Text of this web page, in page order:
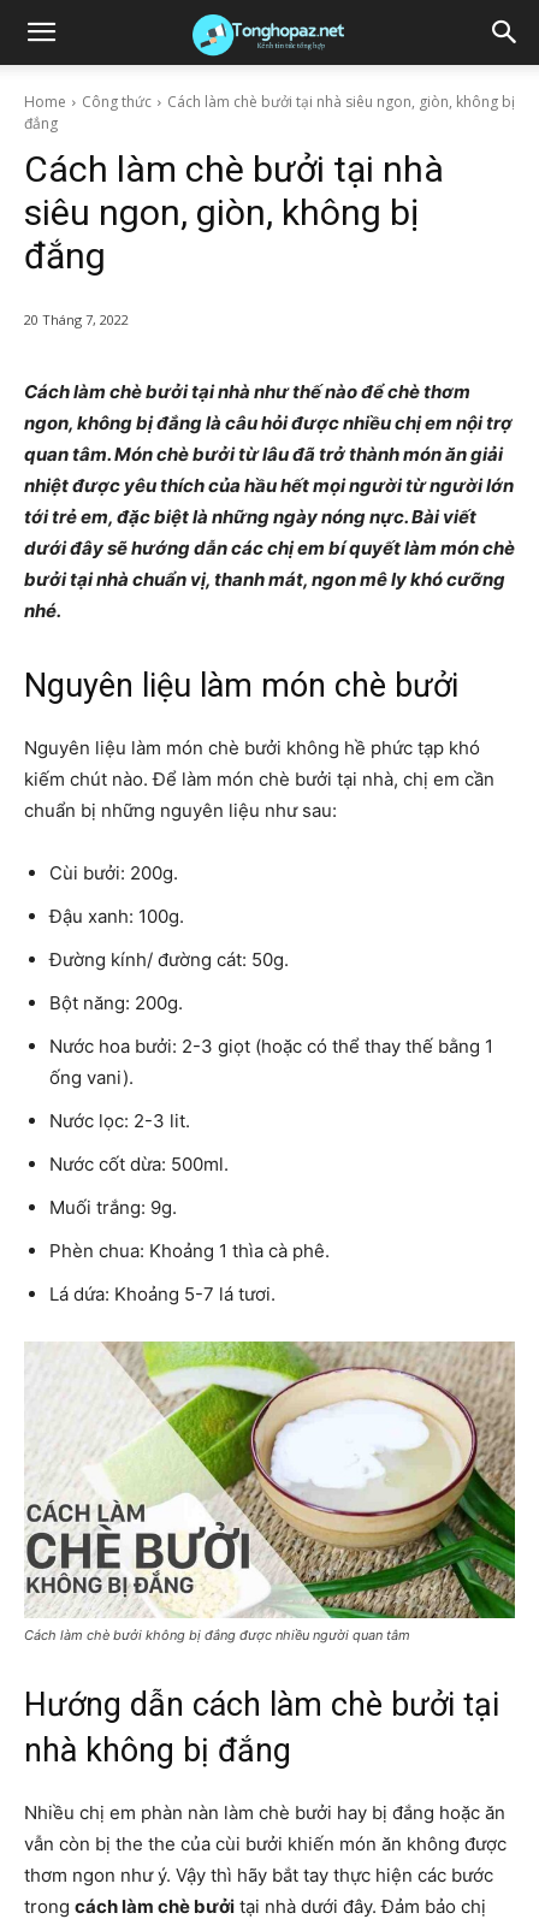
Home Công thức
Cách làm chè bưởi tại nhà siêu ngon, giòn, không bị
đắng
Cách làm chè bưởi tại nhà
siêu ngon, giòn, không bị
đắng
20 Tháng 7, 2022
Cách làm chè bưởi tại nhà như thế nào để chè thơm
ngon, không bị đắng là câu hỏi được nhiều chị em nội trợ
quan tâm. Món chè bưởi từ lâu đã trở thành món ăn giải
nhiệt được yêu thích của hầu hết mọi người từ người lớn
tới trẻ em, đặc biệt là những ngày nóng nực. Bài viết
dưới đây sẽ hướng dẫn các chị em bí quyết làm món chè
bưởi tại nhà chuẩn vị, thanh mát, ngon mê ly khó cưỡng
nhé.
Nguyên liệu làm món chè bưởi
Nguyên liệu làm món chè bưởi không hề phức tạp khó
kiếm chút nào. Để làm món chè bưởi tại nhà, chị em cần
chuẩn bị những nguyên liệu như sau:
Cùi bưởi: 200g.
Đậu xanh: 100g.
Đường kính/ đường cát: 50g.
Bột năng: 200g.
Nước hoa bưởi: 2-3 giọt (hoặc có thể thay thế bằng 1
ống vani).
Nước lọc: 2-3 lit.
Nước cốt dừa: 500ml.
Muối trắng: 9g.
Phèn chua: Khoảng 1 thìa cà phê.
Lá dứa: Khoảng 5-7 lá tươi.
Cách làm chè bưởi không bị đắng được nhiều người quan tâm
Hướng dẫn cách làm chè bưởi tại
nhà không bị đắng
Nhiều chị em phàn nàn làm chè bưởi hay bị đắng hoặc ăn
vẫn còn bị the the của cùi bưởi khiến món ăn không được
thơm ngon như ý. Vậy thì hãy bắt tay thực hiện các bước
trong cách làm chè bưởi tại nhà dưới đây. Đảm bảo chị